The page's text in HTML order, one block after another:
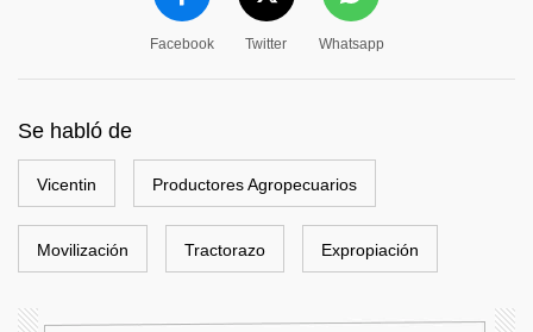
Facebook Twitter Whatsapp
Se habló de
Vicentin Productores Agropecuarios
Movilización Tractorazo Expropiación